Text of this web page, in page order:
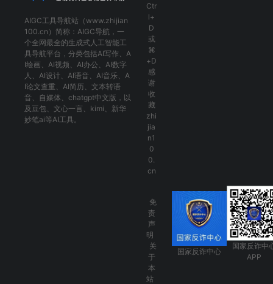
AIGC工具导航站（www.zhijian
100.cn）简称： AIGC导航 ，一
个全网最全的生成式人工智能工
具导航平台，分类包括AI写作 、 A
I绘画 、 AI视频 、 AI办公 、 AI数字
人 、 AI设计、 AI语音、 AI音乐、 A
I论文查重 、 AI简历 、 文本转语
音、 自媒体 、 chatgpt中文版 ，以
及 豆包、 文心一言 、 kimi 、 新华
妙笔ai等AI工具。
Ctr
l+
D
或
⌘
+D
感
谢
收
藏
zhi
jia
n1
0
0.
cn
免
责
声
明
关
于
本
站
国家反诈中心
国家反诈中
APP